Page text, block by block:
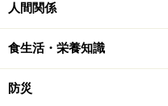
人間関係
食生活・栄養知識
防災